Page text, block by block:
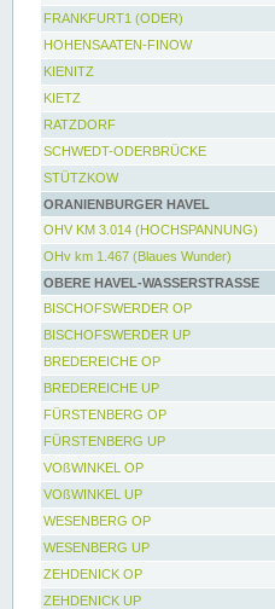
FRANKFURT1 (ODER)
HOHENSAATEN-FINOW
KIENITZ
KIETZ
RATZDORF
SCHWEDT-ODERBRÜCKE
STÜTZKOW
ORANIENBURGER HAVEL
OHV KM 3.014 (HOCHSPANNUNG)
OHv km 1.467 (Blaues Wunder)
OBERE HAVEL-WASSERSTRASSE
BISCHOFSWERDER OP
BISCHOFSWERDER UP
BREDEREICHE OP
BREDEREICHE UP
FÜRSTENBERG OP
FÜRSTENBERG UP
VOßWINKEL OP
VOßWINKEL UP
WESENBERG OP
WESENBERG UP
ZEHDENICK OP
ZEHDENICK UP